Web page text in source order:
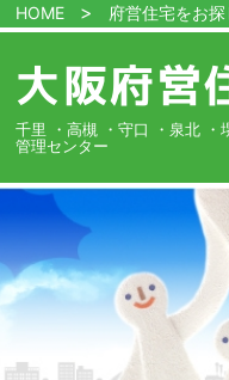
HOME 府営住宅をお
大阪府営
管
理
セ
タ
千里 高槻 守口 泉北
ホーム
府営住宅
特定公共
府営住宅
入札情報
住宅一覧